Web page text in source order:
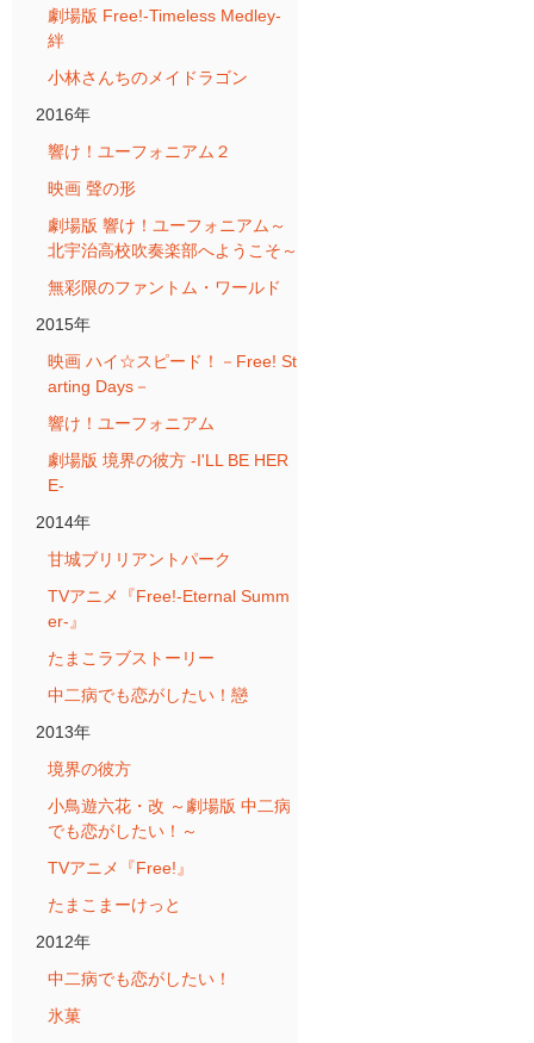
劇場版 Free!-Timeless Medley-
絆
小林さんちのメイドラゴン
2016年
響け！ユーフォニアム２
映画 聲の形
劇場版 響け！ユーフォニアム～
北宇治高校吹奏楽部へようこそ～
無彩限のファントム・ワールド
2015年
映画 ハイ☆スピード！－Free! St
arting Days－
響け！ユーフォニアム
劇場版 境界の彼方 -I'LL BE HER
E-
2014年
甘城ブリリアントパーク
TVアニメ『Free!-Eternal Summ
er-』
たまこラブストーリー
中二病でも恋がしたい！戀
2013年
境界の彼方
小鳥遊六花・改 ～劇場版 中二病
でも恋がしたい！～
TVアニメ『Free!』
たまこまーけっと
2012年
中二病でも恋がしたい！
氷菓